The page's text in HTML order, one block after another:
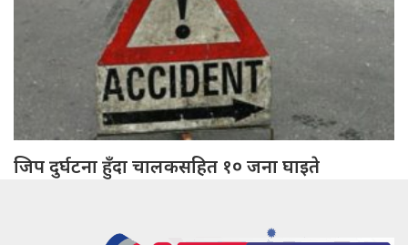
जिप दुर्घटना हुँदा चालकसहित १० जना घाइते